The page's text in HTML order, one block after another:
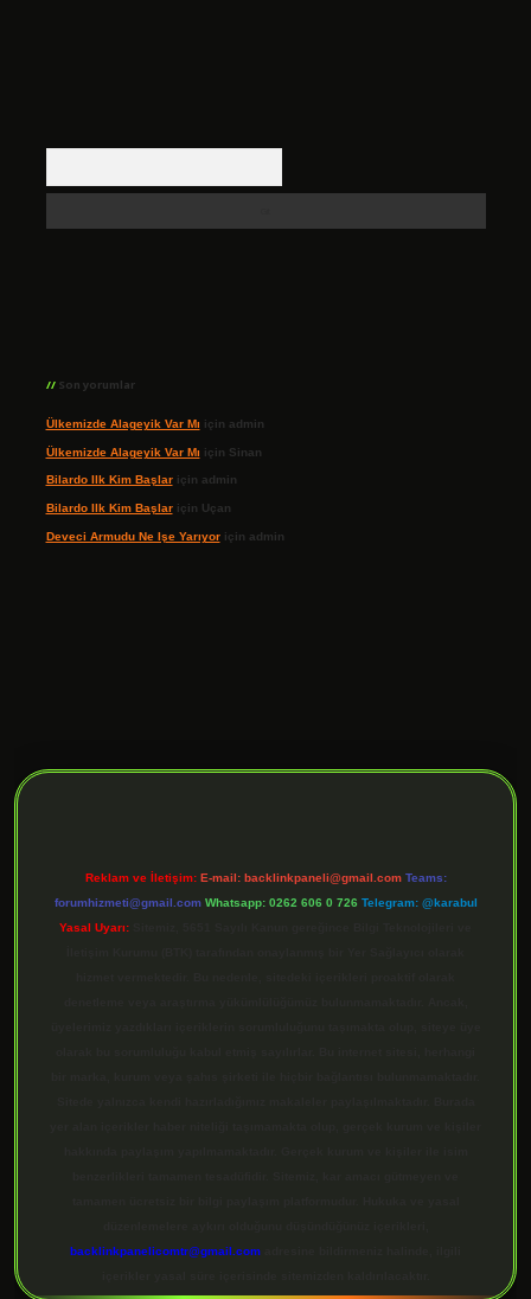
Son yorumlar
Ülkemizde Alageyik Var Mı için admin
Ülkemizde Alageyik Var Mı için Sinan
Bilardo Ilk Kim Başlariçin admin
Bilardo Ilk Kim Başlariçin Uçan
Deveci Armudu Ne Işe Yarıyoriçin admin
Reklam ve İletişim: E-mail: backlinkpaneli@gmail.com Teams:
forumhizmeti@gmail.com Whatsapp: 0262 606 0 726 Telegram: @karabul
Yasal Uyarı:
backlinkpanelicomtr@gmail.com